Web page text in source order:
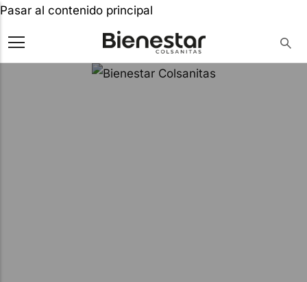
Pasar al contenido principal